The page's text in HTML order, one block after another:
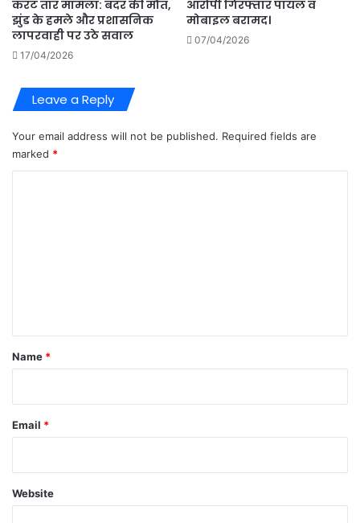
करंट तार मामला: बंदर की मौत,
झुंड के हमले और प्रशासनिक
लापरवाही पर उठे सवाल
17/04/2026
आरोपी गिरफ्तार पायल व
मोबाइल बरामद।
07/04/2026
Leave a Reply
Your email address will not be published. Required fields are
marked *
*
Name *
Email *
Website